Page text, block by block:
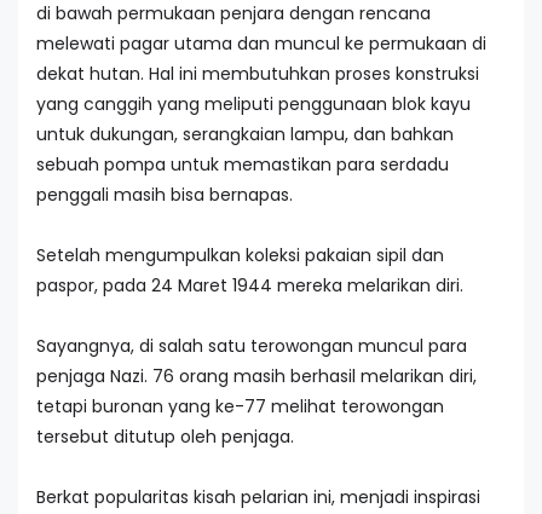
di bawah permukaan penjara dengan rencana
melewati pagar utama dan muncul ke permukaan di
dekat hutan. Hal ini membutuhkan proses konstruksi
yang canggih yang meliputi penggunaan blok kayu
untuk dukungan, serangkaian lampu, dan bahkan
sebuah pompa untuk memastikan para serdadu
penggali masih bisa bernapas.
Setelah mengumpulkan koleksi pakaian sipil dan
paspor, pada 24 Maret 1944 mereka melarikan diri.
Sayangnya, di salah satu terowongan muncul para
penjaga Nazi. 76 orang masih berhasil melarikan diri,
tetapi buronan yang ke-77 melihat terowongan
tersebut ditutup oleh penjaga.
Berkat popularitas kisah pelarian ini, menjadi inspirasi